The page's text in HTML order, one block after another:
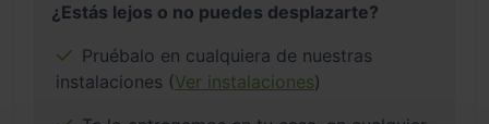
¿Estás lejos o no puedes desplazarte?
Pruébalo en cualquiera de nuestras
instalaciones (Ver instalaciones)